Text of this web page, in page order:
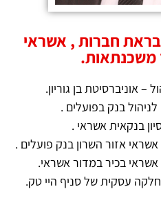
חברות , אשראי
משכנתאות.
בנק בפועלים .